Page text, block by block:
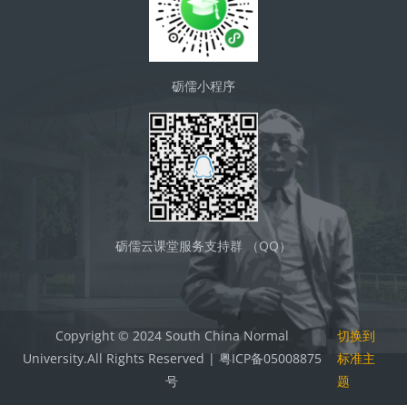
砺儒小程序
砺儒云课堂服务支持群 （QQ）
Copyright © 2024 South China Normal
University.All Rights Reserved | 粤ICP备05008875
号
切换到
标准主
题